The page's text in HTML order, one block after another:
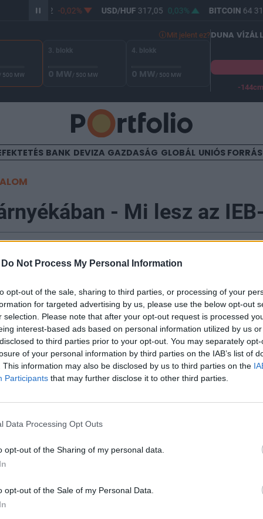
Do Not Process My Personal Information
opt-out of the sale, sharing to third parties, or processing of your
for targeted advertising by us, please use the below opt-out
selection. Please note that after your opt-out request is processed
interest-based ads based on personal information utilized by us
to third parties prior to your opt-out. You may separately
of your personal information by third parties on the IAB’s list of
This information may also be disclosed by us to third parties on the
Participants that may further disclose it to other third parties.
Data Processing Opt Outs
opt-out of the Sharing of my personal data.
opt-out of the Sale of my Personal Data.
365,32 -0,02% USD/HUF317,05 0,03% BITCOIN 64
Mit jelent ez?
/ 500 MW
3. blokk
0 MW/ 500 MW
4. blokk
0 MW/ 500 MW
DUNA
-144cm
BANK DEVIZA GAZDASÁG GLOBÁL UNIÓS
- Mi lesz az
az olasz bankpiacon, Banca Intesa és a SanPaolo IMI
sínre kerül, bár a részletek csak októberben
között a leghangosabb Santander és a kevésbé
Agricole várhatóan nem akadályozza meg az
a lehetőséget, hogy kisebb leánycégekben
Miközben a két olasz bank határozott egyesülési
az olasz politika is, nem mehetünk el amellett,
és a magyar szálat. Akit csak a magyar
az a 4. oldalon találja meg az ezt érintő
alaposan megváltoztatja az olasz bankpiaci képet, egy igen
amely (az Unicredittel együtt) garantálja, hogy a
2005 decemberében az ABN Amro a Banca Antonveneta-t,
del Lavoro szerezte meg, ezek után nem volt teljesen